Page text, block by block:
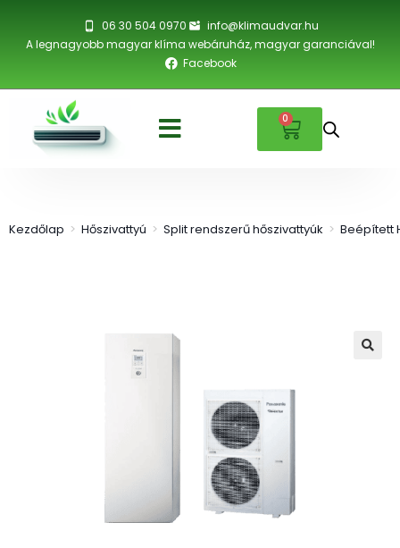
06 30 504 0970
info@klimaudvar.hu
A legnagyobb magyar klíma webáruház, magyar garanciával!
Facebook
0
Kezdőlap > Hőszivattyú > Split rendszerű hőszivattyúk > Beépített